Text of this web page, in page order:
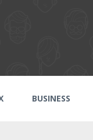
BUSINESS